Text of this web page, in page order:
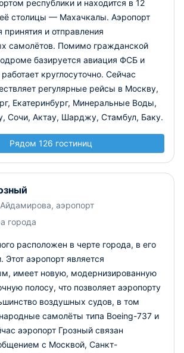
принимать легкие самолеты 3 и 4
типы вертолетов. На самолетах
компании «Авиалинии Дагестана»
международные рейсы в Ганновер,
Франкфурт-на-Майне. Ежегодный
регулярное сообщение с Сочи,
на-Дону.
республики и находится в 12
столицы — Махачкалы. Аэропорт
принятия и отправления
самолётов. Помимо гражданской
базируется авиация ФСБ и
круглосуточно. Сейчас
регулярные рейсы в Москву,
Екатеринбург, Минеральные Воды,
Сочи, Актау, Шарджу, Стамбул, Баку.
Рядом 126 гостиниц
аэропорт
города
расположен в черте города, в его
Этот аэропорт является
имеет новую, модернизированную
полосу, что позволяет аэропорту
воздушных судов, в том
самолёты типа Boeing-737 и
аэропорт Грозный связан
с Москвой, Санкт-